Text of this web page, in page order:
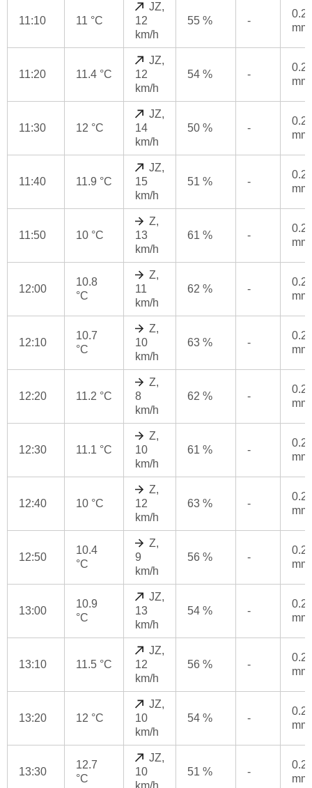
11:10 11 °C
JZ,
12
km/h
55 % -
0.2
mm
11:20 11.4 °C
JZ,
12
km/h
54 % -
0.2
mm
11:30 12 °C
JZ,
14
km/h
50 % -
0.2
mm
11:40 11.9 °C
JZ,
15
km/h
51 % -
0.2
mm
11:50 10 °C
Z,
13
km/h
61 % -
0.2
mm
12:00
10.8
°C
Z,
11
km/h
62 % -
0.2
mm
12:10
10.7
°C
Z,
10
km/h
63 % -
0.2
mm
12:20 11.2 °C
Z,
8
km/h
62 % -
0.2
mm
12:30 11.1 °C
Z,
10
km/h
61 % -
0.2
mm
12:40 10 °C
Z,
12
km/h
63 % -
0.2
mm
12:50
10.4
°C
Z,
9
km/h
56 % -
0.2
mm
13:00
10.9
°C
JZ,
13
km/h
54 % -
0.2
mm
13:10 11.5 °C
JZ,
12
km/h
56 % -
0.2
mm
13:20 12 °C
JZ,
10
km/h
54 % -
0.2
mm
13:30
12.7
°C
JZ,
10
51 % -
0.2
mm